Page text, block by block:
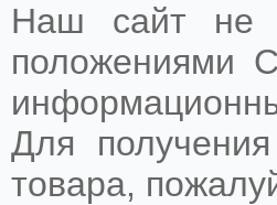
Наш сайт не
положениями
Для
товара,